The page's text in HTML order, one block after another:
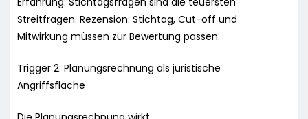
Streitfragen. Rezension: Stichtag, Cut-off und
Mitwirkung müssen zur Bewertung passen.
Trigger 2: Planungsrechnung als juristische
Angriffsfläche